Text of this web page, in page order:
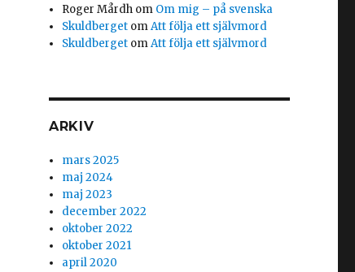
Roger Mårdh om Om mig – på svenska
Skuldberget omAtt följa ett självmord
Skuldberget omAtt följa ett självmord
ARKIV
mars 2025
maj 2024
maj 2023
december 2022
oktober 2022
oktober 2021
april 2020